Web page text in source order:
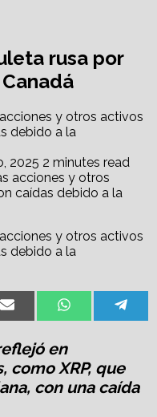
rusa por
y otros activos
debido a la
2025 2 minutes read
y otros activos
debido a la
WhatsApp
en
XRP, que
con una caída